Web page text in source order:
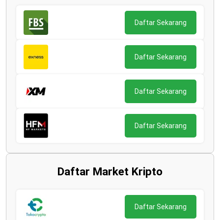
Daftar Sekarang
Daftar Sekarang
Daftar Sekarang
Daftar Sekarang
Daftar Market Kripto
Daftar Sekarang